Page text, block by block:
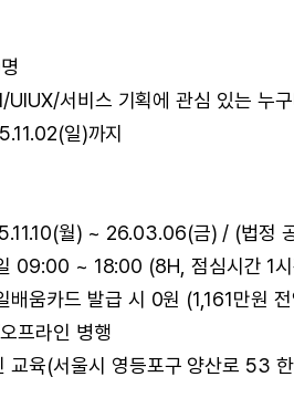
UIUX/서비스 기획에 관심 있는 누
일)까지
월) ~ 26.03.06(금) / (법정
09:00 ~ 18:00 (8H, 점심시간 1
배움카드 발급 시 0원 (1,161만원
프라인 병행
교육(서울시 영등포구 양산로 53